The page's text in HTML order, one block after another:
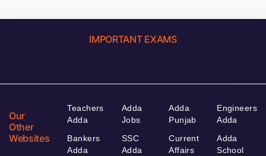
IMPORTANT EXAMS
Our
Other
Websites
Teachers
Adda
Bankers
Adda
Adda
Jobs
SSC
Adda
Adda
Punjab
Current
Affairs
Engineers
Adda
Adda
School